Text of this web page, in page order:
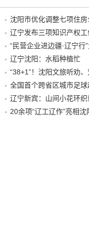
沈阳市优化调整七项住
辽宁发布三项知识产权工
“民营企业进边疆·辽宁行
辽宁沈阳：水稻种植忙
辽宁新宾：山间小花环
20余项“辽工辽作”亮相